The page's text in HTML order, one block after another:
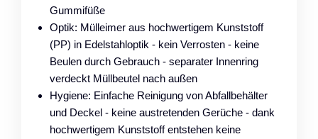
Gummifüße
Optik: Mülleimer aus hochwertigem Kunststoff
(PP) in Edelstahloptik - kein Verrosten - keine
Beulen durch Gebrauch - separater Innenring
verdeckt Müllbeutel nach außen
Hygiene: Einfache Reinigung von Abfallbehälter
und Deckel - keine austretenden Gerüche - dank
hochwertigem Kunststoff entstehen keine